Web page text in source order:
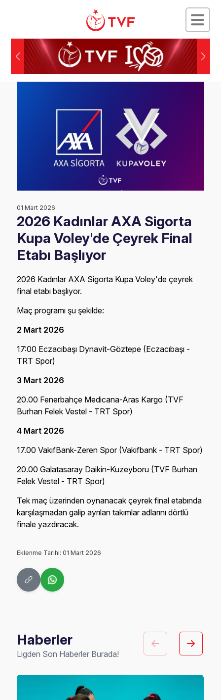
01 Mart 2026
2026 Kadınlar AXA Sigorta
Kupa Voley'de Çeyrek Final
Etabı Başlıyor
2026 Kadınlar AXA Sigorta Kupa Voley'de çeyrek
final etabı başlıyor.
Maç programı şu şekilde:
2 Mart 2026
17:00 Eczacıbaşı Dynavit-Göztepe (Eczacıbaşı -
TRT Spor)
3 Mart 2026
20.00 Fenerbahçe Medicana-Aras Kargo (TVF
Burhan Felek Vestel - TRT Spor)
4 Mart 2026
17.00 VakıfBank-Zeren Spor (Vakıfbank - TRT Spor)
20.00 Galatasaray Daikin-Kuzeyboru (TVF Burhan
Felek Vestel - TRT Spor)
Tek maç üzerinden oynanacak çeyrek final etabında
karşılaşmadan galip ayrılan takımlar adlarını dörtlü
finale yazdıracak.
Eklenme Tarihi: 01 Mart 2026
Haberler
Ligden Son Haberler Burada!